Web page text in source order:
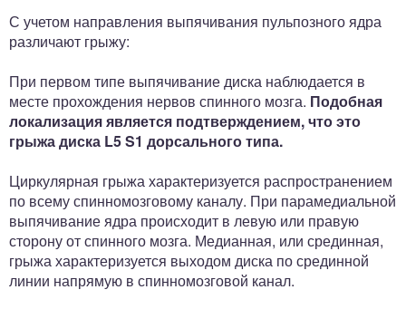
С учетом направления выпячивания пульпозного ядра
различают грыжу:
При первом типе выпячивание диска наблюдается в
месте прохождения нервов спинного мозга. Подобная
локализация является подтверждением, что это
грыжа диска L5 S1 дорсального типа.
Циркулярная грыжа характеризуется распространением
по всему спинномозговому каналу. При парамедиальной
выпячивание ядра происходит в левую или правую
сторону от спинного мозга. Медианная, или срединная,
грыжа характеризуется выходом диска по срединной
линии напрямую в спинномозговой канал.